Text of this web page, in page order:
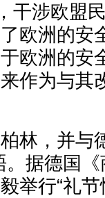
干涉欧盟
欧洲的安
欧洲的安
作为与其
林，并与
。据德国
举行“礼